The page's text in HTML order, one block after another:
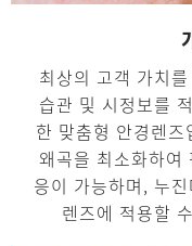
최상의 고객 가치
습관 및 시정보를
한 맞춤형 안경렌
왜곡을 최소화하여
응이 가능하며, 누
렌즈에 적용할